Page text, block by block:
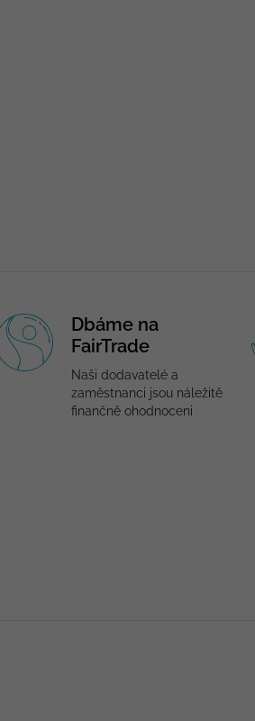
Dbáme na
FairTrade
Naši dodavatelé a
zaměstnanci jsou náležitě
finančně ohodnoceni